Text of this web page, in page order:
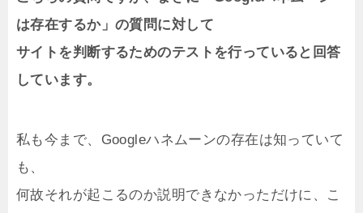
は存在するか」の質問に対して
サイトを判断するためのテストを行っていると回答
しています。
私も今まで、Googleハネムーンの存在は知っていて
も、
何故それが起こるのか説明できなかっただけに、こ